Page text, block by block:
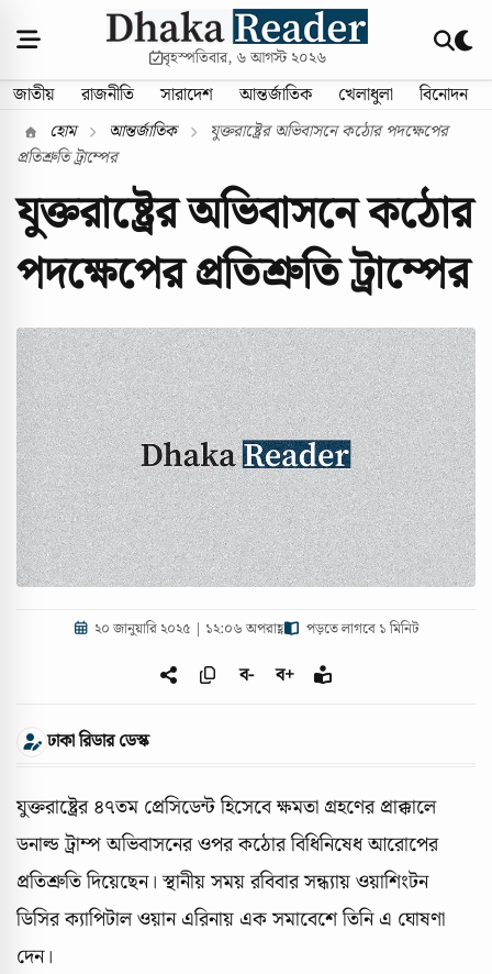
বৃহস্পতিবার, ৬ আগস্ট ২০২৬
জাতীয় রাজনীতি সারাদেশ আন্তর্জাতিক খেলাধুলা বিনোদন
হোম আন্তর্জাতিক
যুক্তরাষ্ট্রের অভিবাসনে কঠোর পদক্ষেপের
প্রতিশ্রুতি ট্রাম্পের
যুক্তরাষ্ট্রের অভিবাসনে কঠোর
পদক্ষেপের প্রতিশ্রুতি ট্রাম্পের
২০ জানুয়ারি ২০২৫ | ১২:০৬ অপরাহ্ণ পড়তে লাগবে ১ মিনিট
ব- ব+
ঢাকা রিডার ডেস্ক
যুক্তরাষ্ট্রের ৪৭তম প্রেসিডেন্ট হিসেবে ক্ষমতা গ্রহণের প্রাক্কালে
ডনাল্ড ট্রাম্প অভিবাসনের ওপর কঠোর বিধিনিষেধ আরোপের
প্রতিশ্রুতি দিয়েছেন। স্থানীয় সময় রবিবার সন্ধ্যায় ওয়াশিংটন
ডিসির ক্যাপিটাল ওয়ান এরিনায় এক সমাবেশে তিনি এ ঘোষণা
দেন।